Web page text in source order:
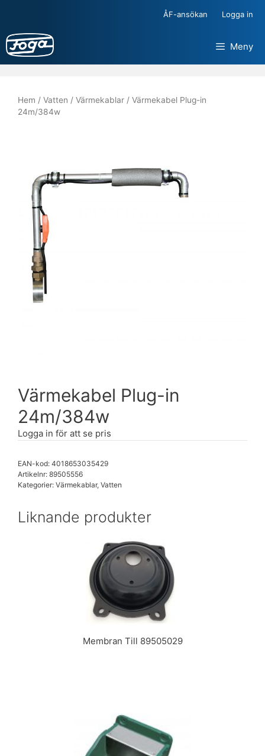
innehåll
ÅF-ansökan Logga in
Meny
Hem / Vatten / Värmekablar / Värmekabel Plug-in
24m/384w
Värmekabel Plug-in
24m/384w
Logga in för att se pris
EAN-kod: 4018653035429
Artikelnr: 89505556
Kategorier: Värmekablar, Vatten
Liknande produkter
Membran Till 89505029